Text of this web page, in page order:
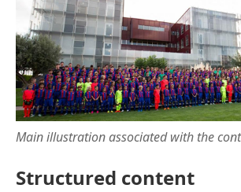
Main illustration associated with the
Structured content